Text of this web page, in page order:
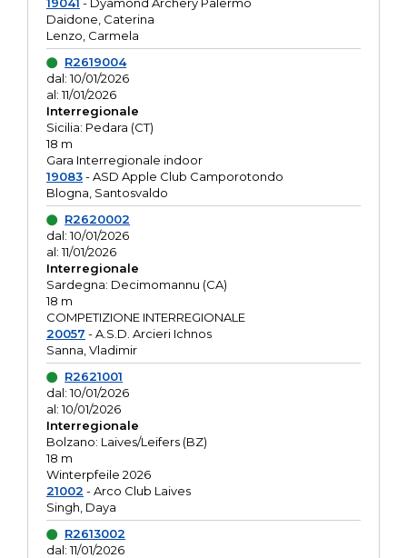
Daidone, Caterina
Lenzo, Carmela
R2619004
dal: 10/01/2026
al: 11/01/2026
Interregionale
Sicilia: Pedara (CT)
18 m
Gara Interregionale indoor
19083- ASD Apple Club Camporotondo
Blogna, Santosvaldo
R2620002
dal: 10/01/2026
al: 11/01/2026
Interregionale
Sardegna: Decimomannu (CA)
18 m
COMPETIZIONE INTERREGIONALE
20057 - A.S.D. Arcieri Ichnos
Sanna, Vladimir
R2621001
dal: 10/01/2026
al: 10/01/2026
Interregionale
Bolzano: Laives/Leifers (BZ)
18 m
Winterpfeile 2026
21002 - Arco Club Laives
Singh, Daya
R2613002
dal: 11/01/2026